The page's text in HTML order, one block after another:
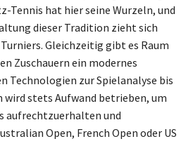
Tennis hat hier seine Wurzeln, und
dieser Tradition zieht sich
Gleichzeitig gibt es Raum
Zuschauern ein modernes
Technologien zur Spielanalyse bis
wird stets Aufwand betrieben, um
aufrechtzuerhalten und
Open, French Open oder US